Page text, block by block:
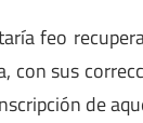
feo
con sus
de